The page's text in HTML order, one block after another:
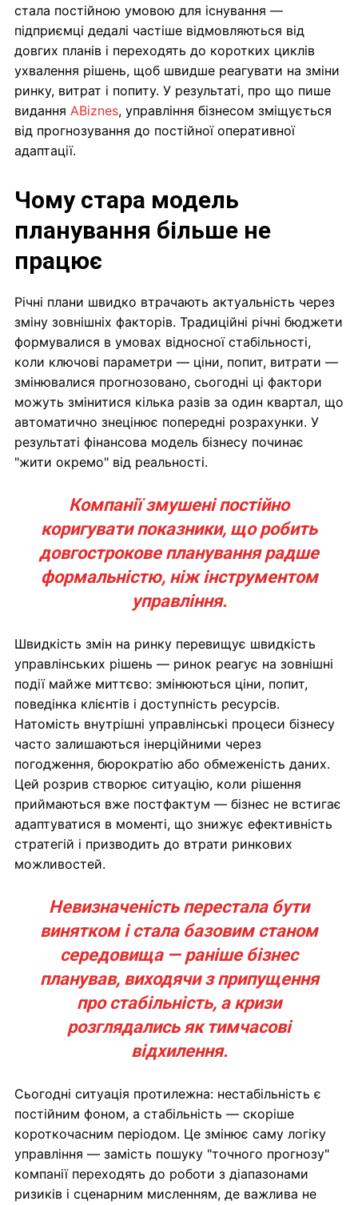
стала постійною умовою для існування —
підприємці дедалі частіше відмовляються від
довгих планів і переходять до коротких циклів
ухвалення рішень, щоб швидше реагувати на зміни
ринку, витрат і попиту. У результаті, про що пише
видання ABiznes, управління бізнесом зміщується
від прогнозування до постійної оперативної
адаптації.
Чому стара модель
планування більше не
працює
Річні плани швидко втрачають актуальність через
зміну зовнішніх факторів. Традиційні річні бюджети
формувалися в умовах відносної стабільності,
коли ключові параметри — ціни, попит, витрати —
змінювалися прогнозовано, сьогодні ці фактори
можуть змінитися кілька разів за один квартал, що
автоматично знецінює попередні розрахунки. У
результаті фінансова модель бізнесу починає
"жити окремо" від реальності.
Компанії змушені постійно
коригувати показники, що робить
довгострокове планування радше
формальністю, ніж інструментом
управління.
Швидкість змін на ринку перевищує швидкість
управлінських рішень — ринок реагує на зовнішні
події майже миттєво: змінюються ціни, попит,
поведінка клієнтів і доступність ресурсів.
Натомість внутрішні управлінські процеси бізнесу
часто залишаються інерційними через
погодження, бюрократію або обмеженість даних.
Цей розрив створює ситуацію, коли рішення
приймаються вже постфактум — бізнес не встигає
адаптуватися в моменті, що знижує ефективність
стратегій і призводить до втрати ринкових
можливостей.
Невизначеність перестала бути
винятком і стала базовим станом
середовища — раніше бізнес
планував, виходячи з припущення
про стабільність, а кризи
розглядались як тимчасові
відхилення.
Сьогодні ситуація протилежна: нестабільність є
постійним фоном, а стабільність — скоріше
короткочасним періодом. Це змінює саму логіку
управління — замість пошуку "точного прогнозу"
компанії переходять до роботи з діапазонами
ризиків і сценарним мисленням, де важлива не